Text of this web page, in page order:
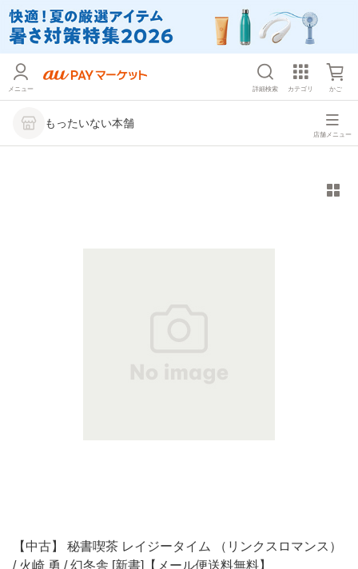
メニュー 詳細検索 カテゴリ かご
もったいない本舗
店舗メニュー
【中古】 秘書喫茶 レイジータイム （リンクスロマンス）
/ 火崎 勇 / 幻冬舎 [新書]【メール便送料無料】